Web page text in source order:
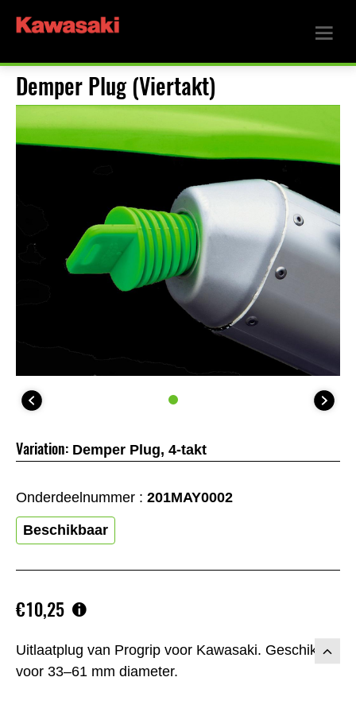
Demper Plug (Viertakt)
Uitlaatplug van Progrip voor Kawasaki. Geschikt
voor 33–61 mm diameter.
€10,25
Variation: Demper Plug, 4-takt
Onderdeelnummer : 201MAY0002
Beschikbaar